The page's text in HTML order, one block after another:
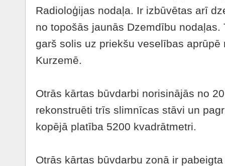
Radioloģijas nodaļa. Ir izbūvētas arī
no topošās jaunās Dzemdību
garš solis uz priekšu veselības
Kurzemē.
Otrās kārtas būvdarbi norisinājās no
rekonstruēti trīs slimnīcas stāvi un
kopējā platība 5200 kvadrātmetri.
Otrās kārtas būvdarbu zonā ir